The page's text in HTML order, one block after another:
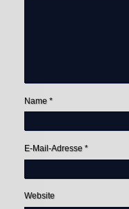
Name *
E-Mail-Adresse *
Website